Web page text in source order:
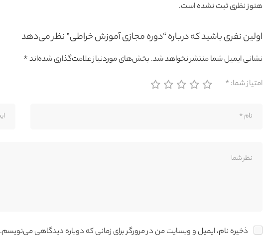
هنوز نظری ثبت نشده است.
اولین نفری باشید که درباره “دوره مجازی آموزش خراطی” نظر می‌دهد
نشانی ایمیل شما منتشر نخواهد شد. بخش‌های موردنیاز علامت‌گذاری شده‌اند*
امتیاز شما:*
ذخیره نام، ایمیل و وبسایت من در مرورگر برای زمانی که دوباره دیدگاهی می‌نویسم.